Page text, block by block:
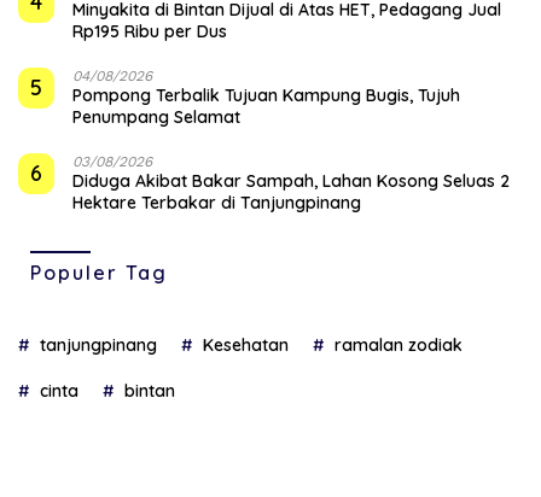
Minyakita di Bintan Dijual di Atas HET, Pedagang Jual
Rp195 Ribu per Dus
5 04/08/2026
Pompong Terbalik Tujuan Kampung Bugis, Tujuh
Penumpang Selamat
6 03/08/2026
Diduga Akibat Bakar Sampah, Lahan Kosong Seluas 2
Hektare Terbakar di Tanjungpinang
Populer Tag
tanjungpinang Kesehatan ramalan zodiak
cinta bintan